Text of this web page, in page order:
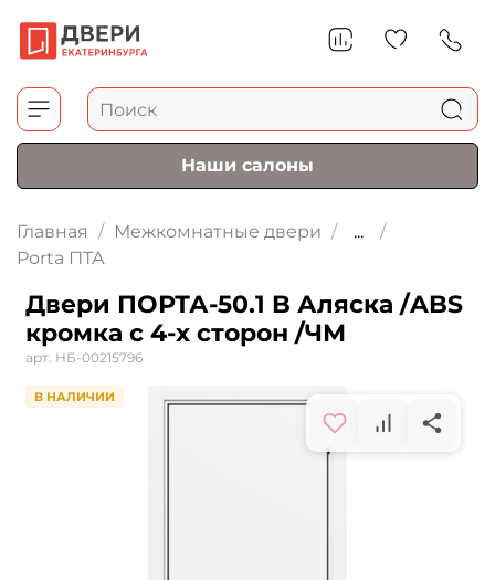
Наши салоны
Главная Межкомнатные двери
...
Porta ПТА
Двери ПОРТА-50.1 B Аляска /ABS
кромка с 4-х сторон /ЧМ
арт. НБ-00215796
В НАЛИЧИИ